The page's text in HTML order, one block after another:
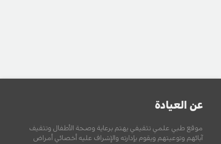
عن العيادة
موقع طبي علمي تثقيفي يهتم برعاية وصحة الأطفال وتثقيف
آبائهم وتوعيتهم ويقوم بإدارته والإشراف عليه أخصائي أمراض